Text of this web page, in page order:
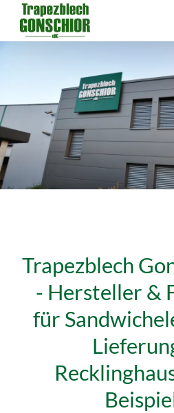
Trapezblech
- Hersteller &
für